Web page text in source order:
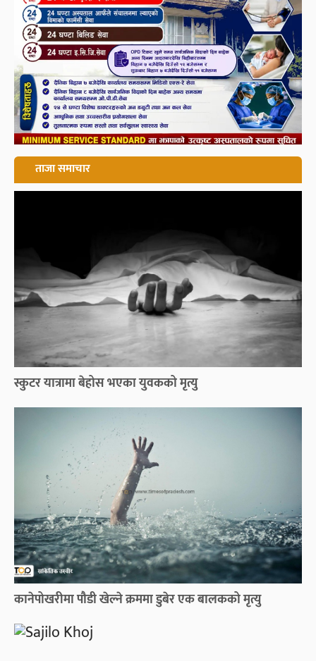
ताजा समाचार
स्कुटर यात्रामा बेहोस भएका युवकको मृत्यु
कानेपोखरीमा पौडी खेल्ने क्रममा डुबेर एक बालकको मृत्यु